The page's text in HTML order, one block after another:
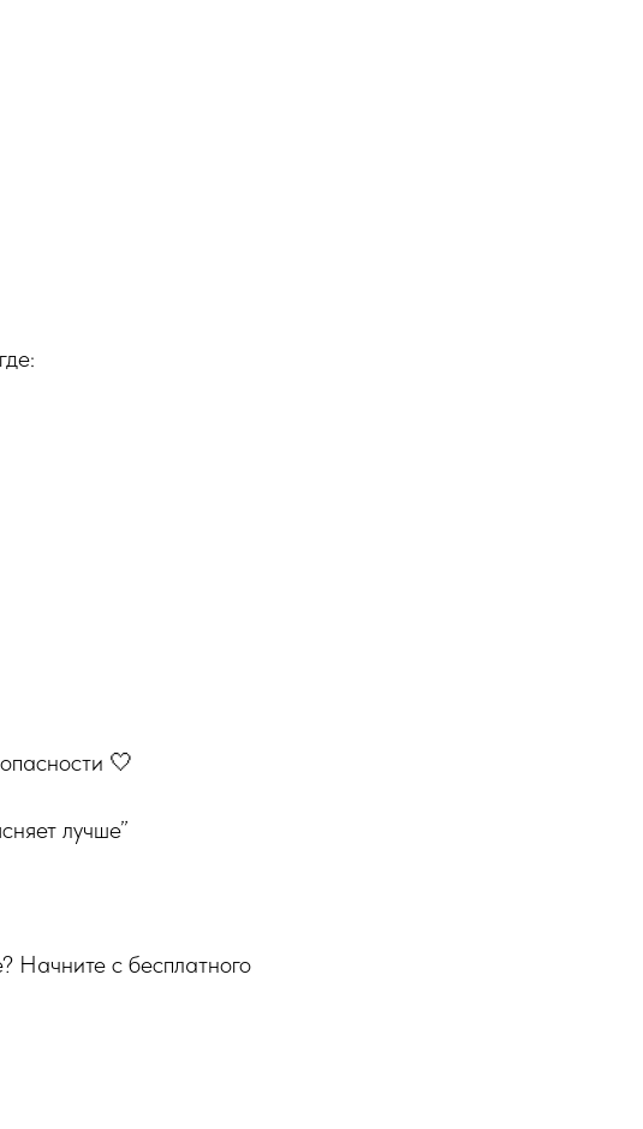
🤍
лучше”
Начните с бесплатного